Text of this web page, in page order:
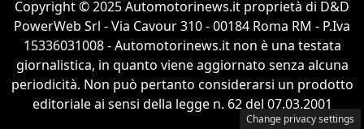
Copyright © 2025 Automotorinews.it proprietà di D&D
PowerWeb Srl - Via Cavour 310 - 00184 Roma RM - P.Iva
15336031008 - Automotorinews.it non è una testata
giornalistica, in quanto viene aggiornato senza alcuna
periodicità. Non può pertanto considerarsi un prodotto
editoriale ai sensi della legge n. 62 del 07.03.2001
Change privacy settings